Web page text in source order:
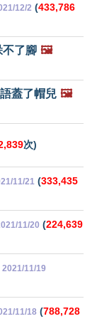
12/2 (433,786
了腳 🖼️
蓋了帽兒 🖼️
次)
11/21 (333,435
11/20 (224,639
2021/11/19
11/18 (788,728